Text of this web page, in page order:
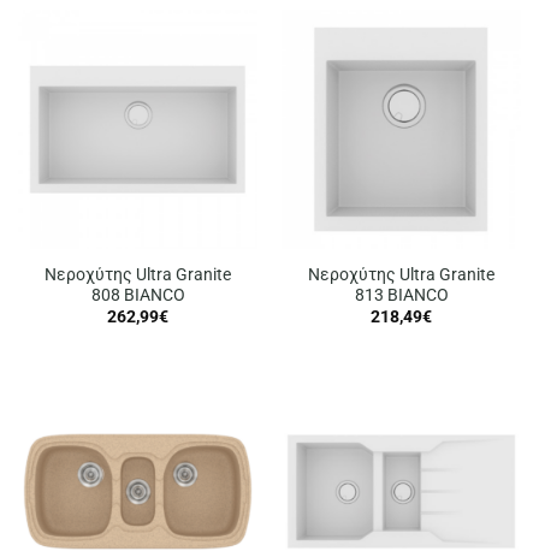
Νεροχύτης Ultra Granite
808 BIANCO
262,99€
Νεροχύτης Ultra Granite
813 BIANCO
218,49€